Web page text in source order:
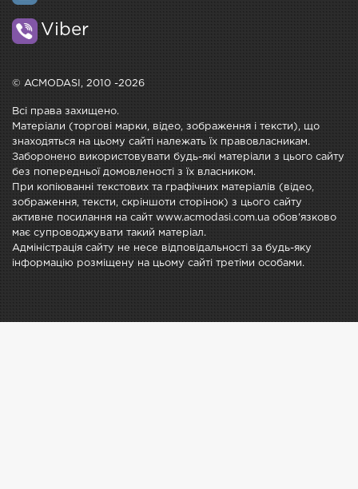
Viber
© ACMODASI, 2010 -2026
Всі права захищено.
Матеріали (торгові марки, відео, зображення і тексти), що
знаходяться на цьому сайті належать їх правовласникам.
Заборонено використовувати будь-які матеріали з цього сайту
без попередньої домовленості з їх власником.
При копіюванні текстових та графічних матеріалів (відео,
зображення, тексти, скріншоти сторінок) з цього сайту
активне посилання на сайт www.acmodasi.com.ua обов'язково
має супроводжувати такий матеріал.
Адміністрація сайту не несе відповідальності за будь-яку
інформацію розміщену на цьому сайті третіми особами.